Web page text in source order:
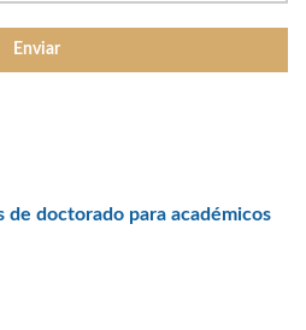
de doctorado para académicos